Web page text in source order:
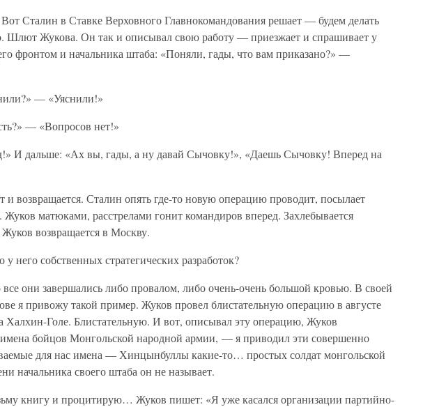
Сталин в Ставке Верховного Главнокомандования решает — будем делать
Шлют Жукова. Он так и описывал свою работу — приезжает и спрашивает у
фронтом и начальника штаба: «Поняли, гады, что вам приказано?» —
— «Уяснили!»
— «Вопросов нет!»
И дальше: «Ах вы, гады, а ну давай Сычовку!», «Даешь Сычовку! Вперед на
и возвращается. Сталин опять где-то новую операцию проводит, посылает
Жуков матюками, расстрелами гонит командиров вперед. Захлебывается
возвращается в Москву.
него собственных стратегических разработок?
они завершались либо провалом, либо очень-очень большой кровью. В своей
я привожу такой пример. Жуков провел блистательную операцию в августе
Халхин-Голе. Блистательную. И вот, описывал эту операцию, Жуков
бойцов Монгольской народной армии, — я приводил эти совершенно
для нас имена — Хинцынбуллы какие-то… простых солдат монгольской
начальника своего штаба он не называет.
книгу и процитирую… Жуков пишет: «Я уже касался организации партийно-